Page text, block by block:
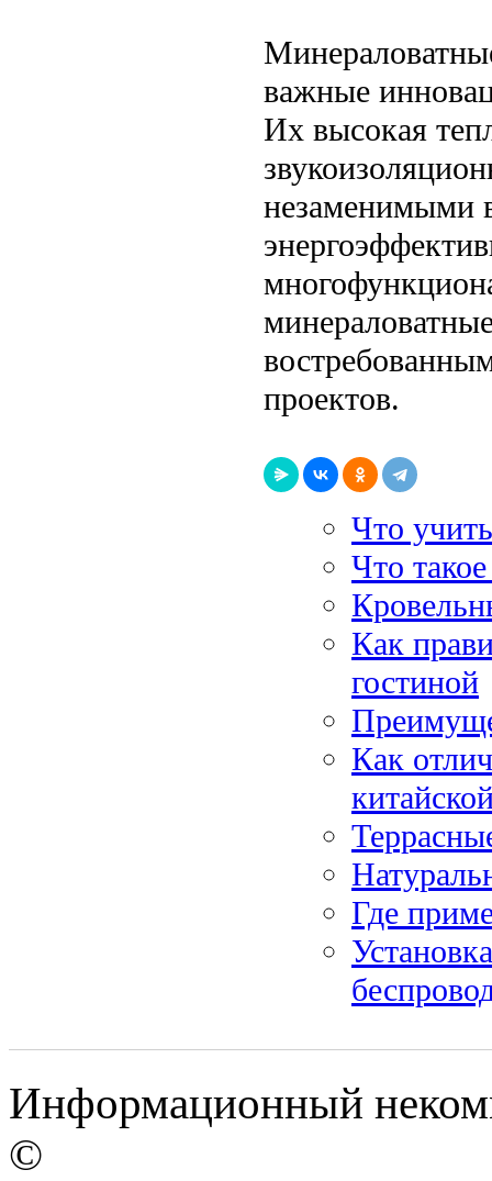
важные
Их высокая
незаменимыми
проектов.
Что
Что
Как
гостиной
Как
Где
Информационный
©